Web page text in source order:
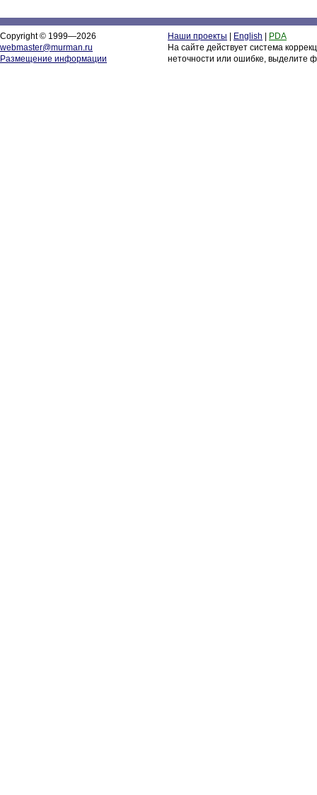
Copyright © 1999—2026
webmaster@murman.ru
Размещение информации
Наши проекты English
PDA
На сайте действует система
неточности или ошибке, выделите